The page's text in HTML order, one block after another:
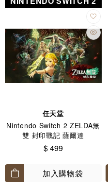
任天堂
Nintendo Switch 2 ZELDA無
雙 封印戰記 薩爾達
$ 499
加入購物袋